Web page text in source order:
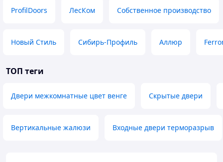
ProfilDoors ЛесКом Собственное производство
Новый Стиль Сибирь-Профиль Аллюр
ТОП теги
Двери межкомнатные цвет венге Скрытые двери
Вертикальные жалюзи Входные двери терморазрыв